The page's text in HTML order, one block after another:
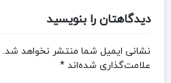
دیدگاهتان را بنویسید
نشانی ایمیل شما منتشر نخواهد شد.
علامت‌گذاری شده‌اند *